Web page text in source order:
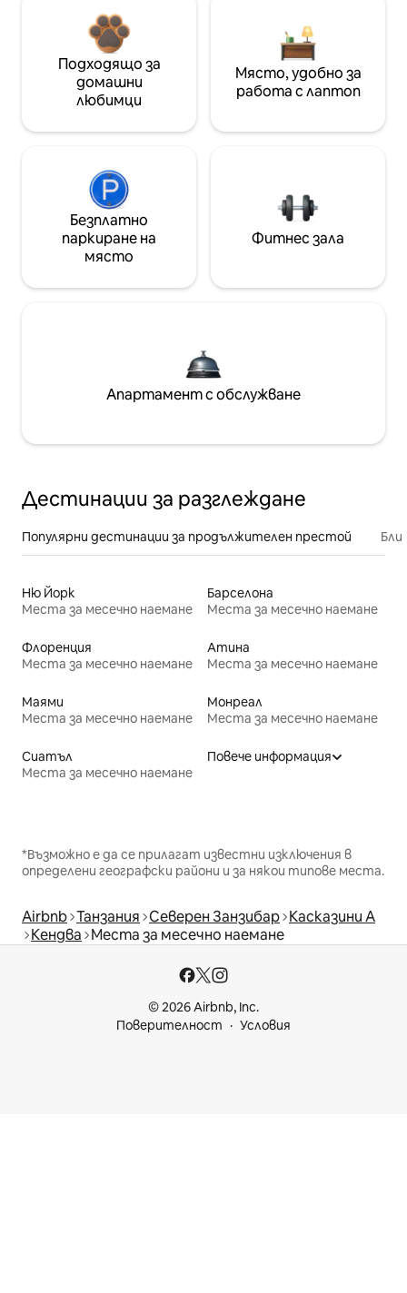
Подходящо за
домашни
любимци
Място, удобно за
работа с лаптоп
Безплатно
паркиране на
място
Фитнес зала
Апартамент с обслужване
Дестинации за разглеждане
Популярни дестинации за продължителен престой
Ню Йорк
Места за месечно наемане
Барселона
Места за месечно наемане
Флоренция
Места за месечно наемане
Атина
Места за месечно наемане
Маями
Места за месечно наемане
Монреал
Места за месечно наемане
Сиатъл
Места за месечно наемане
Повече информация
*Възможно е да се прилагат известни изключения в
определени географски райони и за някои типове места.
Airbnb Танзания Северен Занзибар Касказини А
Кендва Места за месечно наемане
© 2026 Airbnb, Inc.
Поверителност
Условия